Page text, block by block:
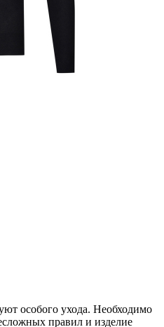
особого ухода. Необходимо
правил и изделие